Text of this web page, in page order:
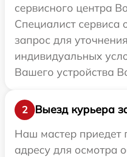
сервисного центра
Специалист сервиса
запрос для уточнения
индивидуальных
Вашего устройства
2
Выезд курьера
Наш мастер приедет
адресу для осмотра